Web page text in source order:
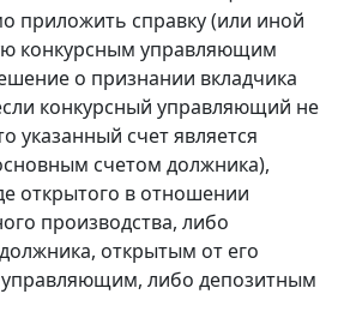
приложить справку (или иной
конкурсным управляющим
о признании вкладчика
конкурсный управляющий не
указанный счет является
счетом должника),
открытого в отношении
производства, либо
открытым от его
либо депозитным